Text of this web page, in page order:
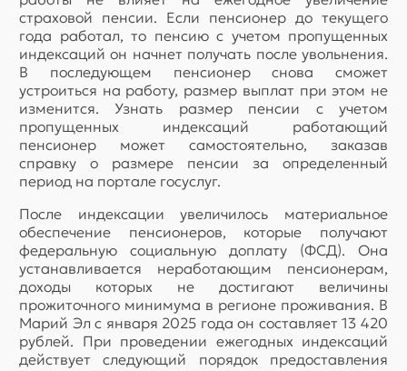
страховой пенсии. Если пенсионер до текущего
года работал, то пенсию с учетом пропущенных
индексаций он начнет получать после увольнения.
В последующем пенсионер снова сможет
устроиться на работу, размер выплат при этом не
изменится. Узнать размер пенсии с учетом
пропущенных индексаций работающий
пенсионер может самостоятельно, заказав
справку о размере пенсии за определенный
период на портале госуслуг.
После индексации увеличилось материальное
обеспечение пенсионеров, которые получают
федеральную социальную доплату (ФСД). Она
устанавливается неработающим пенсионерам,
доходы которых не достигают величины
прожиточного минимума в регионе проживания. В
Марий Эл с января 2025 года он составляет 13 420
рублей. При проведении ежегодных индексаций
действует следующий порядок предоставления